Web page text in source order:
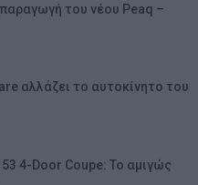
του νέου Peaq –
αλλάζει το αυτοκίνητο του
4-Door Coupe: Το αμιγώς